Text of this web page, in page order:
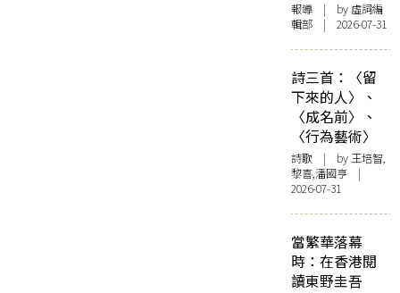
報導 | by 虛詞編
輯部 | 2026-07-31
詩三首：〈留
下來的人〉、
〈成名前〉、
〈行為藝術〉
詩歌 | by 王培智,
黎喜,潘國亨 |
2026-07-31
當繁華落幕
時：在香港閱
讀東野圭吾